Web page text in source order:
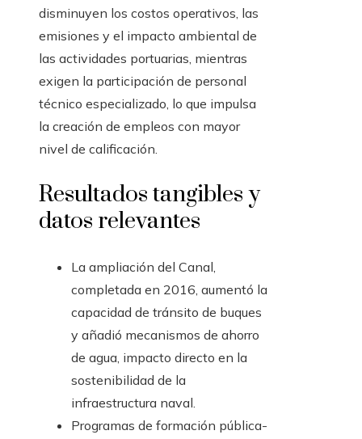
disminuyen los costos operativos, las
emisiones y el impacto ambiental de
las actividades portuarias, mientras
exigen la participación de personal
técnico especializado, lo que impulsa
la creación de empleos con mayor
nivel de calificación.
Resultados tangibles y
datos relevantes
La ampliación del Canal,
completada en 2016, aumentó la
capacidad de tránsito de buques
y añadió mecanismos de ahorro
de agua, impacto directo en la
sostenibilidad de la
infraestructura naval.
Programas de formación pública-